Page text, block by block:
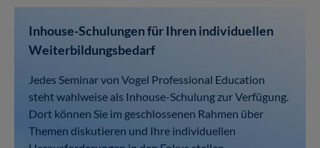
Inhouse-Schulungen für Ihren individuellen
Weiterbildungsbedarf
Jedes Seminar von Vogel Professional Education
steht wahlweise als Inhouse-Schulung zur Verfügung.
Dort können Sie im geschlossenen Rahmen über
Themen diskutieren und Ihre individuellen